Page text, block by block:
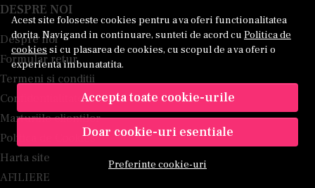
Acest site foloseste cookies pentru a va oferi functionalitatea
dorita. Navigand in continuare, sunteti de acord cu Politica de
cookies si cu plasarea de cookies, cu scopul de a va oferi o
experienta imbunatatita.
Accepta toate cookie-urile
Doar cookie-uri esentiale
Preferinte cookie-uri
DESPRE NOI
Despre noi
Formular retur
Termeni si conditii
Confidentialitate
Marturiile clientilor
Politica de Cookies
Harta site
AFILIERE